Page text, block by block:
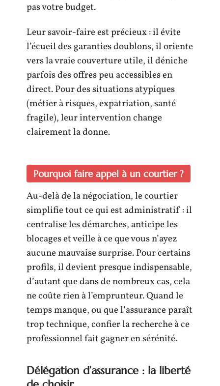
pas votre budget.
Leur savoir-faire est précieux : il évite
l’écueil des garanties doublons, il oriente
vers la vraie couverture utile, il déniche
parfois des offres peu accessibles en
direct. Pour des situations atypiques
(métier à risques, expatriation, santé
fragile), leur intervention change
clairement la donne.
Pourquoi faire appel à un courtier ?
Au-delà de la négociation, le courtier
simplifie tout ce qui est administratif : il
centralise les démarches, anticipe les
blocages et veille à ce que vous n’ayez
aucune mauvaise surprise. Pour certains
profils, il devient presque indispensable,
d’autant que dans de nombreux cas, cela
ne coûte rien à l’emprunteur. Quand le
temps manque, ou que l’assurance paraît
trop technique, confier la recherche à ce
professionnel fait gagner en sérénité.
Délégation d’assurance : la liberté